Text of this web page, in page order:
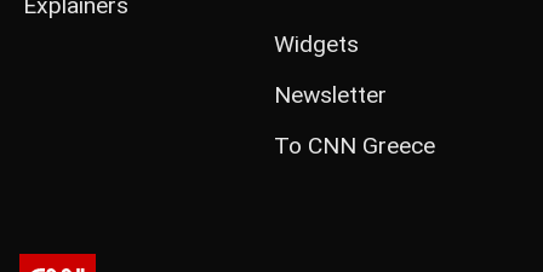
Widgets
Newsletter
Το CNN Greece